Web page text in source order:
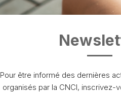
Pour être informé des dernières
organisés par la CNCI, inscrivez-